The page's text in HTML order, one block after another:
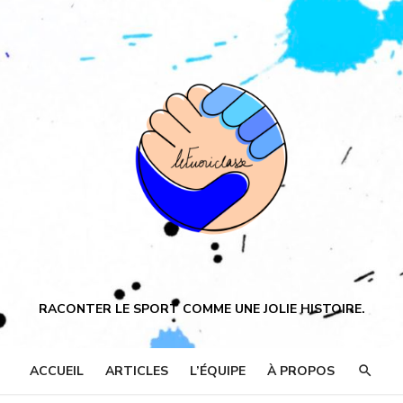
RACONTER LE SPORT COMME UNE JOLIE HISTOIRE.
ACCUEIL ARTICLES L’ÉQUIPE À PROPOS